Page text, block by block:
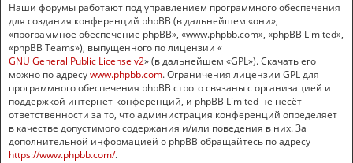
Наши форумы работают под управлением программного обеспечения
для создания конференций phpBB (в дальнейшем «они»,
«программное обеспечение phpBB», «www.phpbb.com», «phpBB Limited»,
«phpBB Teams»), выпущенного по лицензии «
GNU General Public License v2» (в дальнейшем «GPL»). Скачать его
можно по адресуwww.phpbb.com. Ограничения лицензии GPL для
программного обеспечения phpBB строго связаны с организацией и
поддержкой интернет-конференций, и phpBB Limited не несёт
ответственности за то, что администрация конференций определяет
в качестве допустимого содержания и/или поведения в них. За
дополнительной информацией о phpBB обращайтесь по адресу
https://www.phpbb.com/.